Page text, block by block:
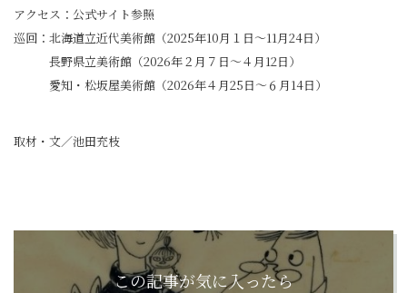
アクセス：公式サイト参照
巡回：北海道立近代美術館（2025年10月１日～11月24日）
長野県立美術館（2026年２月７日～４月12日）
愛知・松坂屋美術館（2026年４月25日～６月14日）
取材・文／池田充枝
この記事が気に入ったら